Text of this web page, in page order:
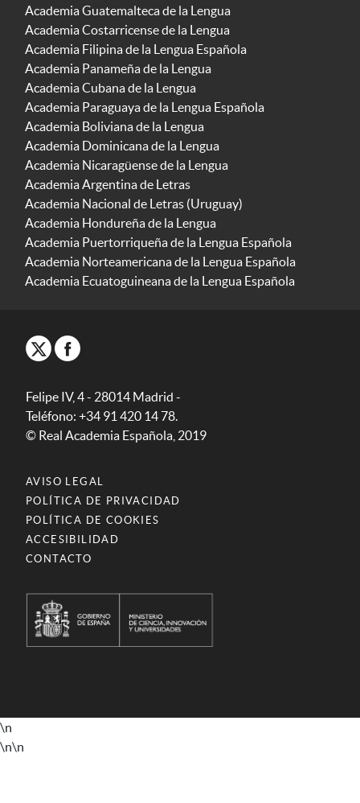
Academia Guatemalteca de la Lengua
Academia Costarricense de la Lengua
Academia Filipina de la Lengua Española
Academia Panameña de la Lengua
Academia Cubana de la Lengua
Academia Paraguaya de la Lengua Española
Academia Boliviana de la Lengua
Academia Dominicana de la Lengua
Academia Nicaragüense de la Lengua
Academia Argentina de Letras
Academia Nacional de Letras (Uruguay)
Academia Hondureña de la Lengua
Academia Puertorriqueña de la Lengua Española
Academia Norteamericana de la Lengua Española
Academia Ecuatoguineana de la Lengua Española
Felipe IV, 4 - 28014 Madrid -
Teléfono: +34 91 420 14 78.
© Real Academia Española, 2019
AVISO LEGAL
POLÍTICA DE PRIVACIDAD
POLÍTICA DE COOKIES
ACCESIBILIDAD
CONTACTO
\n
\n\n